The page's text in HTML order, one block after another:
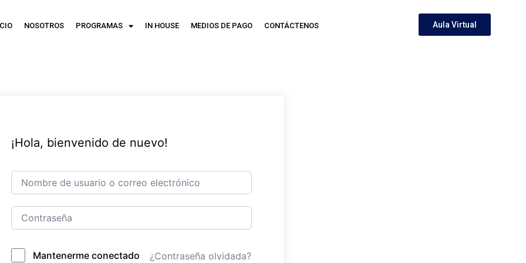
NOSOTROS PROGRAMAS IN HOUSE MEDIOS DE PAGO CONTÁCTENOS Aula Virtual
¡Hola, bienvenido de nuevo!
Mantenerme conectado ¿Contraseña olvidada?